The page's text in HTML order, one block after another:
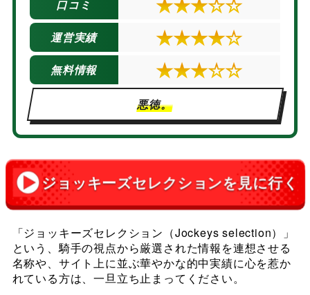
口コミ ★★★☆☆
運営実績 ★★★★☆
無料情報 ★★★☆☆
悪徳。
ジョッキーズセレクションを見に行く
「ジョッキーズセレクション（Jockeys selection）」
という、騎手の視点から厳選された情報を連想させる
名称や、サイト上に並ぶ華やかな的中実績に心を惹か
れている方は、一旦立ち止まってください。